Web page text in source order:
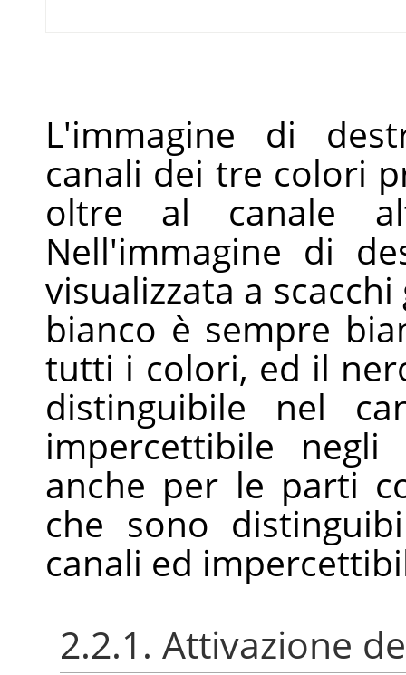
L'immagine di
canali dei tre colori
oltre al canale
Nell'immagine di
visualizzata a
bianco è sempre
tutti i colori, ed il
distinguibile nel
impercettibile
anche per le parti
che sono
canali ed
2.2.1. Attivazione